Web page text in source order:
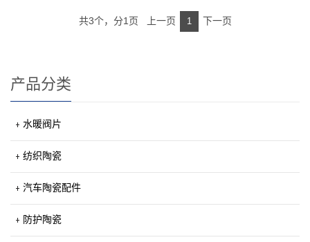
共3个，分1页 上一页 1 下一页
产品分类
水暖阀片
纺织陶瓷
汽车陶瓷配件
防护陶瓷